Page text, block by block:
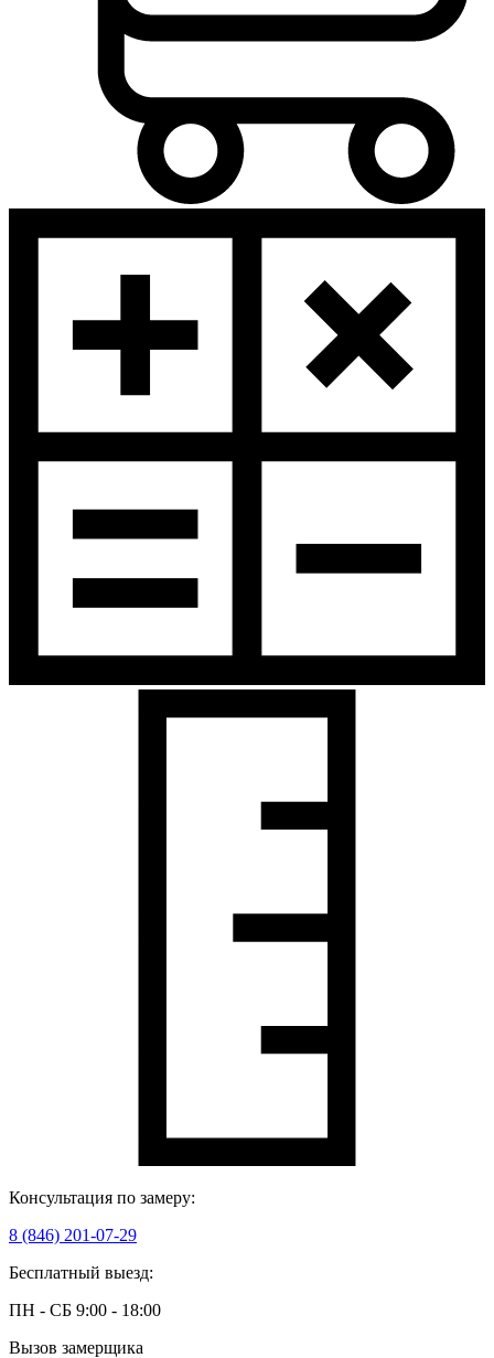
Консультация по замеру:
8 (846) 201-07-29
Бесплатный выезд:
ПН - СБ 9:00 - 18:00
Вызов замерщика